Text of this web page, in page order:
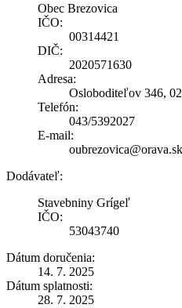
Obec Brezovica
IČO:
00314421
DIČ:
2020571630
Adresa:
Osloboditeľov 346,
Telefón:
043/5392027
E-mail:
oubrezovica@orava.sk
Dodávateľ:
Stavebniny Grígeľ
IČO:
53043740
Dátum doručenia:
14. 7. 2025
Dátum splatnosti:
28. 7. 2025